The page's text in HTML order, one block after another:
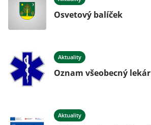
Osvetový balíček
Aktuality
Oznam všeobecný lekár
Aktuality